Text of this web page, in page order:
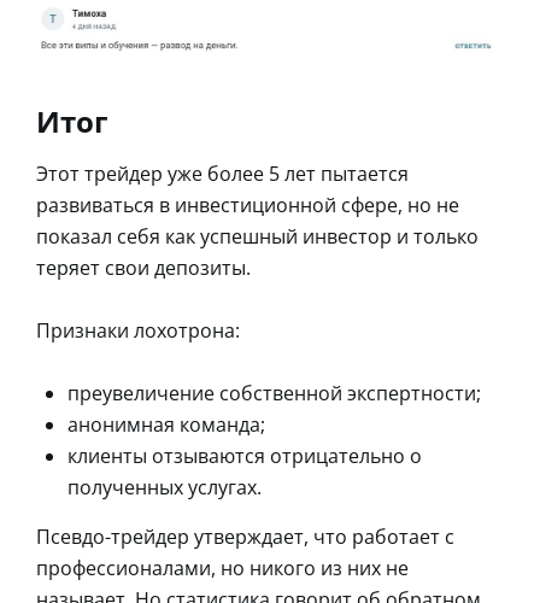
Итог
Этот трейдер уже более 5 лет пытается
развиваться в инвестиционной сфере, но не
показал себя как успешный инвестор и только
теряет свои депозиты.
Признаки лохотрона:
преувеличение собственной экспертности;
анонимная команда;
клиенты отзываются отрицательно о
полученных услугах.
Псевдо-трейдер утверждает, что работает с
профессионалами, но никого из них не